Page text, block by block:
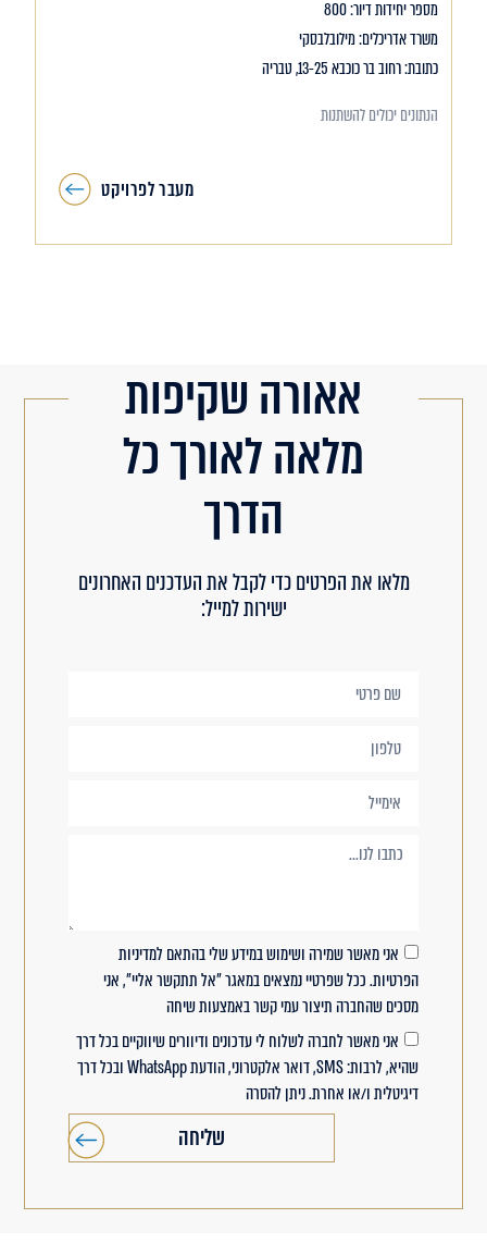
מספר יחידות דיור: 800
משרד אדריכלים: מילובלבסקי
כתובת: רחוב בר כוכבא 13-25, טבריה
הנתונים יכולים להשתנות
מעבר לפרויקט
אאורה שקיפות
מלאה לאורך כל
הדרך
מלאו את הפרטים כדי לקבל את העדכנים האחרונים
ישירות למייל:
אני מאשר שמירה ושימוש במידע שלי בהתאם למדיניות
הפרטיות. ככל שפרטיי נמצאים במאגר "אל תתקשר אליי", אני
מסכים שהחברה תיצור עמי קשר באמצעות שיחה
אני מאשר לחברה לשלוח לי עדכונים ודיוורים שיווקיים בכל דרך
שהיא, לרבות: SMS, דואר אלקטרוני, הודעת WhatsApp ובכל דרך
דיגיטלית ו/או אחרת. ניתן להסרה
שליחה